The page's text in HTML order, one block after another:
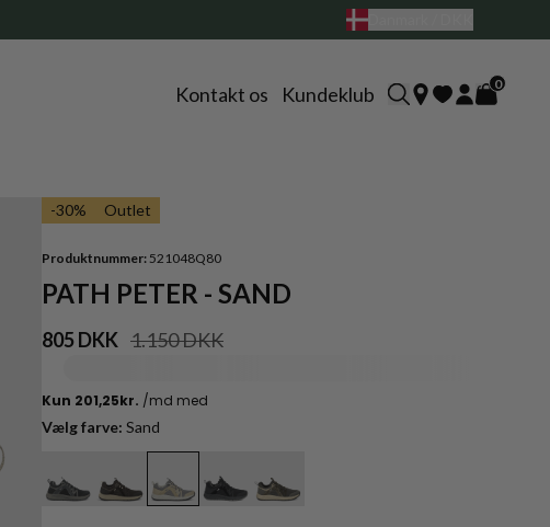
Kontakt os Kundeklub 0
-30% Outlet
Produktnummer: 521048Q80
PATH PETER - SAND
805 DKK 1.150 DKK
Vælg farve: Sand